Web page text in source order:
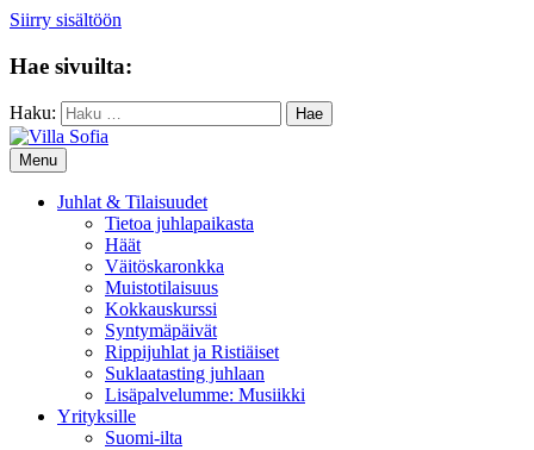
Siirry sisältöön
Hae sivuilta:
Haku:
Menu
Juhlat & Tilaisuudet
Tietoa juhlapaikasta
Häät
Väitöskaronkka
Muistotilaisuus
Kokkauskurssi
Syntymäpäivät
Rippijuhlat ja Ristiäiset
Suklaatasting juhlaan
Lisäpalvelumme: Musiikki
Yrityksille
Suomi-ilta